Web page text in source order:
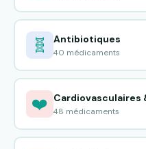
🧬 Antibiotiques
40 médicaments
❤️ Cardiovasculaires
48 médicaments